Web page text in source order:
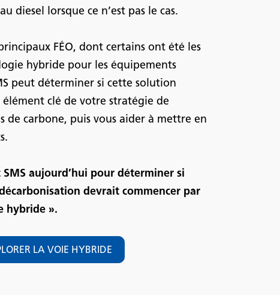
diesel lorsque ce n’est pas le cas.
FÉO, dont certains ont été les
hybride pour les équipements
peut déterminer si cette solution
clé de votre stratégie de
de carbone, puis vous aider à mettre en
aujourd’hui pour déterminer si
devrait commencer par
hybride ».
LA VOIE HYBRIDE